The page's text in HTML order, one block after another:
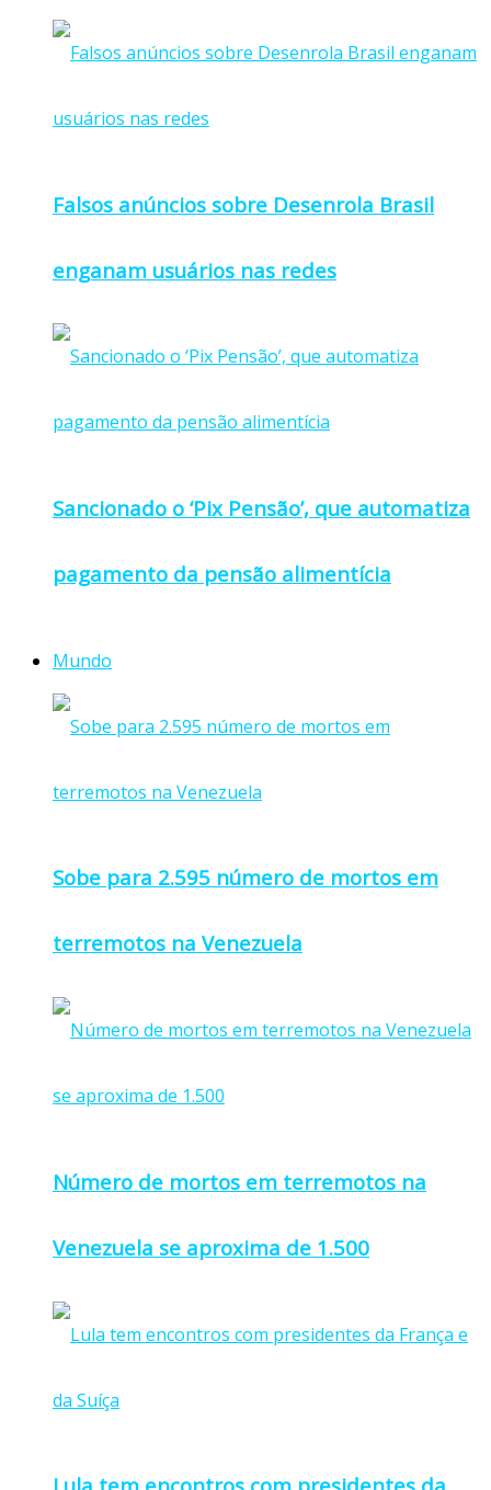
Falsos anúncios sobre Desenrola Brasil
enganam usuários nas redes
Sancionado o ‘Pix Pensão’, que automatiza
pagamento da pensão alimentícia
Mundo
Sobe para 2.595 número de mortos em
terremotos na Venezuela
Número de mortos em terremotos na
Venezuela se aproxima de 1.500